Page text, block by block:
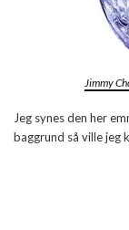
Jimmy
Jeg synes den her
baggrund så ville jeg